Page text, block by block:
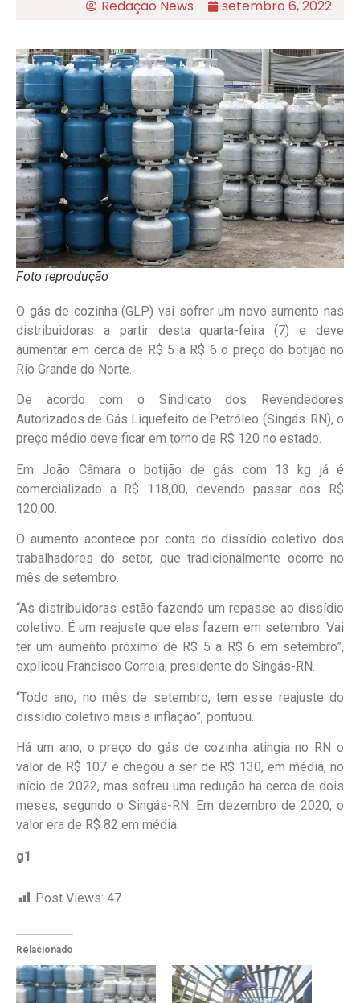
Redação News setembro 6, 2022
Foto reprodução
O gás de cozinha (GLP) vai sofrer um novo aumento nas
distribuidoras a partir desta quarta-feira (7) e deve
aumentar em cerca de R$ 5 a R$ 6 o preço do botijão no
Rio Grande do Norte.
De acordo com o Sindicato dos Revendedores
Autorizados de Gás Liquefeito de Petróleo (Singás-RN), o
preço médio deve ficar em torno de R$ 120 no estado.
Em João Câmara o botijão de gás com 13 kg já é
comercializado a R$ 118,00, devendo passar dos R$
120,00.
O aumento acontece por conta do dissídio coletivo dos
trabalhadores do setor, que tradicionalmente ocorre no
mês de setembro.
“As distribuidoras estão fazendo um repasse ao dissídio
coletivo. É um reajuste que elas fazem em setembro. Vai
ter um aumento próximo de R$ 5 a R$ 6 em setembro”,
explicou Francisco Correia, presidente do Singás-RN.
“Todo ano, no mês de setembro, tem esse reajuste do
dissídio coletivo mais a inflação”, pontuou.
Há um ano, o preço do gás de cozinha atingia no RN o
valor de R$ 107 e chegou a ser de R$ 130, em média, no
início de 2022, mas sofreu uma redução há cerca de dois
meses, segundo o Singás-RN. Em dezembro de 2020, o
valor era de R$ 82 em média.
g1
Post Views: 47
Relacionado